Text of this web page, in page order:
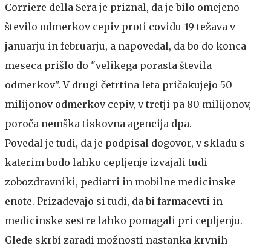
Corriere della Sera je priznal, da je bilo omejeno
število odmerkov cepiv proti covidu-19 težava v
januarju in februarju, a napovedal, da bo do konca
meseca prišlo do "velikega porasta števila
odmerkov". V drugi četrtina leta pričakujejo 50
milijonov odmerkov cepiv, v tretji pa 80 milijonov,
poroča nemška tiskovna agencija dpa.
Povedal je tudi, da je podpisal dogovor, v skladu s
katerim bodo lahko cepljenje izvajali tudi
zobozdravniki, pediatri in mobilne medicinske
enote. Prizadevajo si tudi, da bi farmacevti in
medicinske sestre lahko pomagali pri cepljenju.
Glede skrbi zaradi možnosti nastanka krvnih